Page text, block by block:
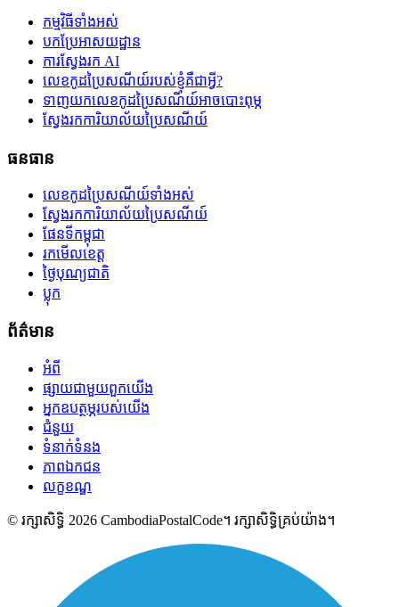
កម្មវិធីទាំងអស់
បកប្រែអាសយដ្ឋាន
ការស្វែងរក AI
លេខកូដប្រៃសណីយ៍របស់ខ្ញុំគឺជាអ្វី?
ទាញយកលេខកូដប្រៃសណីយ៍អាចបោះពុម្ភ
ស្វែងរកការិយាល័យប្រៃសណីយ៍
ធនធាន
លេខកូដប្រៃសណីយ៍ទាំងអស់
ស្វែងរកការិយាល័យប្រៃសណីយ៍
ផែនទីកម្ពុជា
រកមើលខេត្ត
ថ្ងៃបុណ្យជាតិ
ប្លុក
ព័ត៌មាន
អំពី
ផ្សាយជាមួយពួកយើង
អ្នកឧបត្ថម្ភរបស់យើង
ជំនួយ
ទំនាក់ទំនង
ភាពឯកជន
លក្ខខណ្ឌ
© រក្សាសិទ្ធិ 2026 CambodiaPostalCode។ រក្សាសិទ្ធិគ្រប់យ៉ាង។